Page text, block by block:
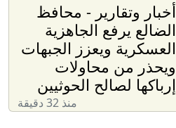
أخبار وتقارير - محافظ
الضالع يرفع الجاهزية
العسكرية ويعزز الجبهات
ويحذر من محاولات
إرباكها لصالح الحوثيين
منذ 32 دقيقة